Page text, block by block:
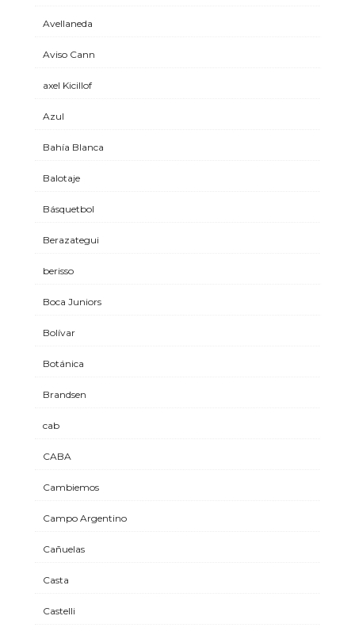
Avellaneda
Aviso Cann
axel Kicillof
Azul
Bahía Blanca
Balotaje
Básquetbol
Berazategui
berisso
Boca Juniors
Bolívar
Botánica
Brandsen
cab
CABA
Cambiemos
Campo Argentino
Cañuelas
Casta
Castelli